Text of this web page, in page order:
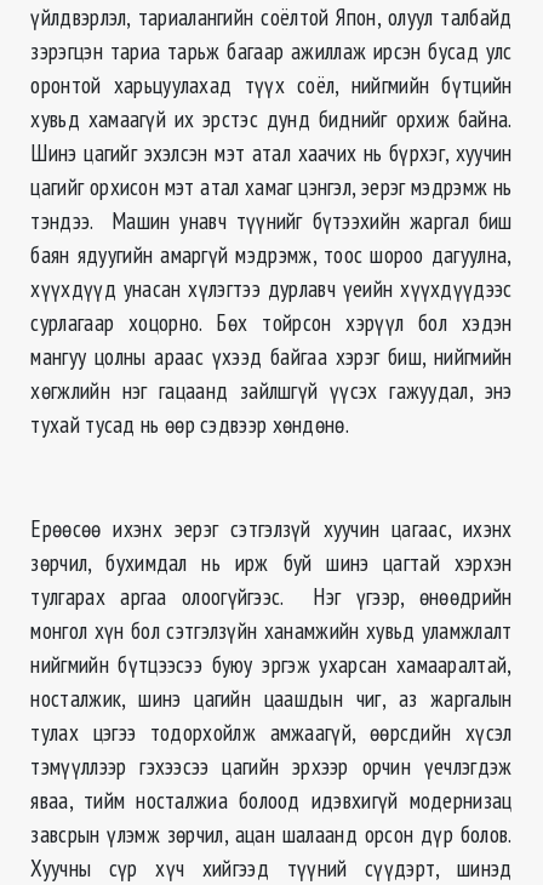
үйлдвэрлэл, тариалангийн соёлтой Япон, олуул талбайд
зэрэгцэн тариа тарьж багаар ажиллаж ирсэн бусад улс
оронтой харьцуулахад түүх соёл, нийгмийн бүтцийн
хувьд хамаагүй их эрстэс дунд биднийг орхиж байна.
Шинэ цагийг эхэлсэн мэт атал хаачих нь бүрхэг, хуучин
цагийг орхисон мэт атал хамаг цэнгэл, эерэг мэдрэмж нь
тэндээ. Машин унавч түүнийг бүтээхийн жаргал биш
баян ядуугийн амаргүй мэдрэмж, тоос шороо дагуулна,
хүүхдүүд унасан хүлэгтээ дурлавч үеийн хүүхдүүдээс
сурлагаар хоцорно. Бөх тойрсон хэрүүл бол хэдэн
мангуу цолны араас үхээд байгаа хэрэг биш, нийгмийн
хөгжлийн нэг гацаанд зайлшгүй үүсэх гажуудал, энэ
тухай тусад нь өөр сэдвээр хөндөнө.
Ерөөсөө ихэнх эерэг сэтгэлзүй хуучин цагаас, ихэнх
зөрчил, бухимдал нь ирж буй шинэ цагтай хэрхэн
тулгарах аргаа олоогүйгээс. Нэг үгээр, өнөөдрийн
монгол хүн бол сэтгэлзүйн ханамжийн хувьд уламжлалт
нийгмийн бүтцээсээ буюу эргэж ухарсан хамааралтай,
носталжик, шинэ цагийн цаашдын чиг, аз жаргалын
тулах цэгээ тодорхойлж амжаагүй, өөрсдийн хүсэл
тэмүүллээр гэхээсээ цагийн эрхээр орчин үечлэгдэж
яваа, тийм носталжиа болоод идэвхигүй модернизац
завсрын үлэмж зөрчил, ацан шалаанд орсон дүр болов.
Хуучны сүр хүч хийгээд түүний сүүдэрт, шинэд